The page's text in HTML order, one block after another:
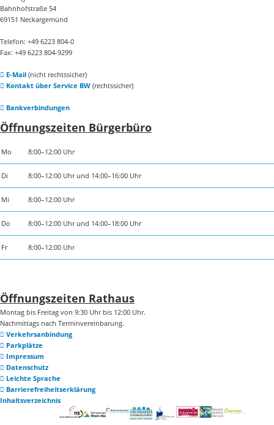
Bahnhofstraße 54
69151 Neckargemünd
Telefon: +49 6223 804-0
Fax: +49 6223 804-9299
E-Mail(nicht rechtssicher)
Kontakt über Service BW(rechtssicher)
Bankverbindungen
Öffnungszeiten Bürgerbüro
Mo 8:00–12:00 Uhr
Di 8:00–12:00 Uhr und 14:00–16:00 Uhr
Mi 8:00–12:00 Uhr
Do 8:00–12:00 Uhr und 14:00–18:00 Uhr
Fr 8:00–12:00 Uhr
Öffnungszeiten Rathaus
Montag bis Freitag von 9:30 Uhr bis 12:00 Uhr.
Nachmittags nach Terminvereinbarung.
Verkehrsanbindung
Parkplätze
Impressum
Datenschutz
Leichte Sprache
Barrierefreiheitserklärung
Inhaltsverzeichnis